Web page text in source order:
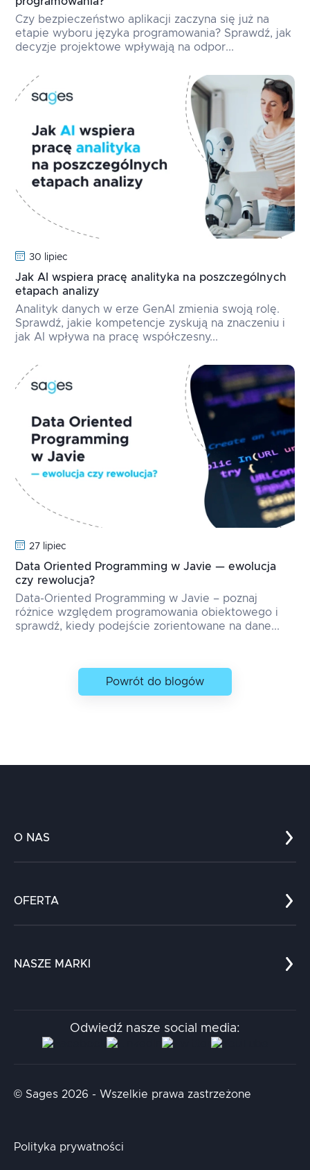
Czy bezpieczeństwo aplikacji zaczyna się już na
etapie wyboru języka programowania? Sprawdź, jak
decyzje projektowe wpływają na odpor...
30 lipiec
Jak AI wspiera pracę analityka na poszczególnych
etapach analizy
Analityk danych w erze GenAI zmienia swoją rolę.
Sprawdź, jakie kompetencje zyskują na znaczeniu i
jak AI wpływa na pracę współczesny...
27 lipiec
Data Oriented Programming w Javie — ewolucja
czy rewolucja?
Data-Oriented Programming w Javie – poznaj
różnice względem programowania obiektowego i
sprawdź, kiedy podejście zorientowane na dane...
Powrót do blogów
O NAS
Kariera
Kontakt
OFERTA
Chatboty
NASZE MARKI
Aidapta
AI & NLP Day
Odwiedź nasze social media:
© Sages 2026 - Wszelkie prawa zastrzeżone
Polityka prywatności